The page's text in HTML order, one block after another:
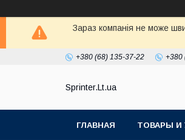
Зараз компанія не може
+380 (68) 135-37-22 +380
Sprinter.Lt.ua
ГЛАВНАЯ ТОВАРЫ И